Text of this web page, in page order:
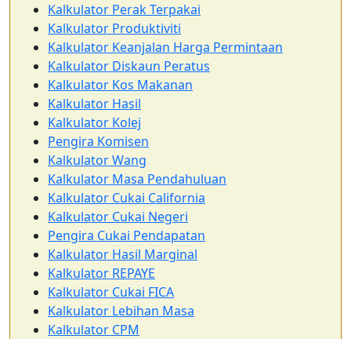
Kalkulator Perak Terpakai
Kalkulator Produktiviti
Kalkulator Keanjalan Harga Permintaan
Kalkulator Diskaun Peratus
Kalkulator Kos Makanan
Kalkulator Hasil
Kalkulator Kolej
Pengira Komisen
Kalkulator Wang
Kalkulator Masa Pendahuluan
Kalkulator Cukai California
Kalkulator Cukai Negeri
Pengira Cukai Pendapatan
Kalkulator Hasil Marginal
Kalkulator REPAYE
Kalkulator Cukai FICA
Kalkulator Lebihan Masa
Kalkulator CPM